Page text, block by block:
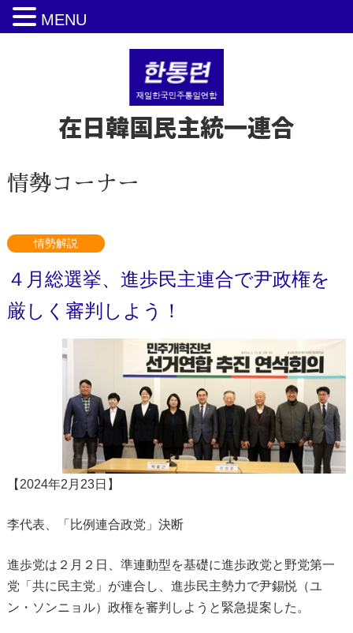
在日韓国民主統一連合
情勢コーナー
情勢解説
４月総選挙、進歩民主連合で尹政権を
厳しく審判しよう！
【2024年2月23日】
李代表、「比例連合政党」決断
進歩党は２月２日、準連動型を基礎に進歩政党と野党第一
党「共に民主党」が連合し、進歩民主勢力で尹錫悦（ユ
ン・ソンニョル）政権を審判しようと緊急提案した。
MENU